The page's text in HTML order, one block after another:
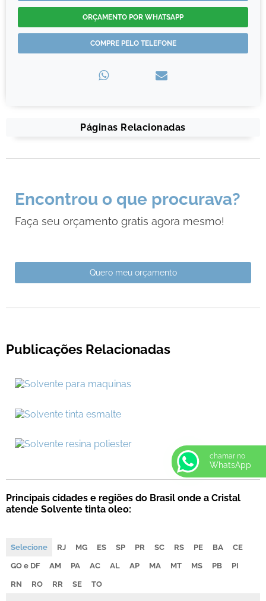
ORÇAMENTO POR WHATSAPP
COMPRE PELO TELEFONE
Páginas Relacionadas
Encontrou o que procurava?
Faça seu orçamento gratis agora mesmo!
Quero meu orçamento
Publicações Relacionadas
Principais cidades e regiões do Brasil onde a Cristal
atende Solvente tinta oleo:
Selecione RJ MG ES SP PR SC RS PE BA CE
GO e DF AM PA AC AL AP MA MT MS PB PI
RN RO RR SE TO
chamar no
WhatsApp